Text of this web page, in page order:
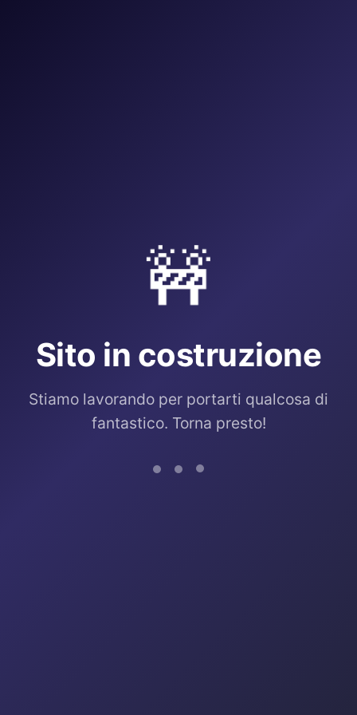
🚧
Sito in costruzione
Stiamo lavorando per portarti qualcosa di
fantastico. Torna presto!